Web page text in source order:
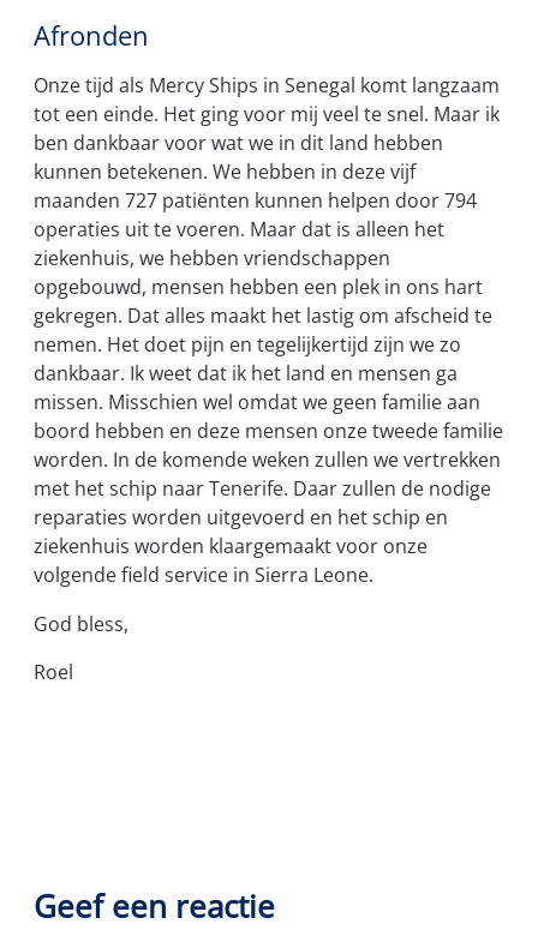
Afronden
Onze tijd als Mercy Ships in Senegal komt langzaam
tot een einde. Het ging voor mij veel te snel. Maar ik
ben dankbaar voor wat we in dit land hebben
kunnen betekenen. We hebben in deze vijf
maanden 727 patiënten kunnen helpen door 794
operaties uit te voeren. Maar dat is alleen het
ziekenhuis, we hebben vriendschappen
opgebouwd, mensen hebben een plek in ons hart
gekregen. Dat alles maakt het lastig om afscheid te
nemen. Het doet pijn en tegelijkertijd zijn we zo
dankbaar. Ik weet dat ik het land en mensen ga
missen. Misschien wel omdat we geen familie aan
boord hebben en deze mensen onze tweede familie
worden. In de komende weken zullen we vertrekken
met het schip naar Tenerife. Daar zullen de nodige
reparaties worden uitgevoerd en het schip en
ziekenhuis worden klaargemaakt voor onze
volgende field service in Sierra Leone.
God bless,
Roel
Geef een reactie